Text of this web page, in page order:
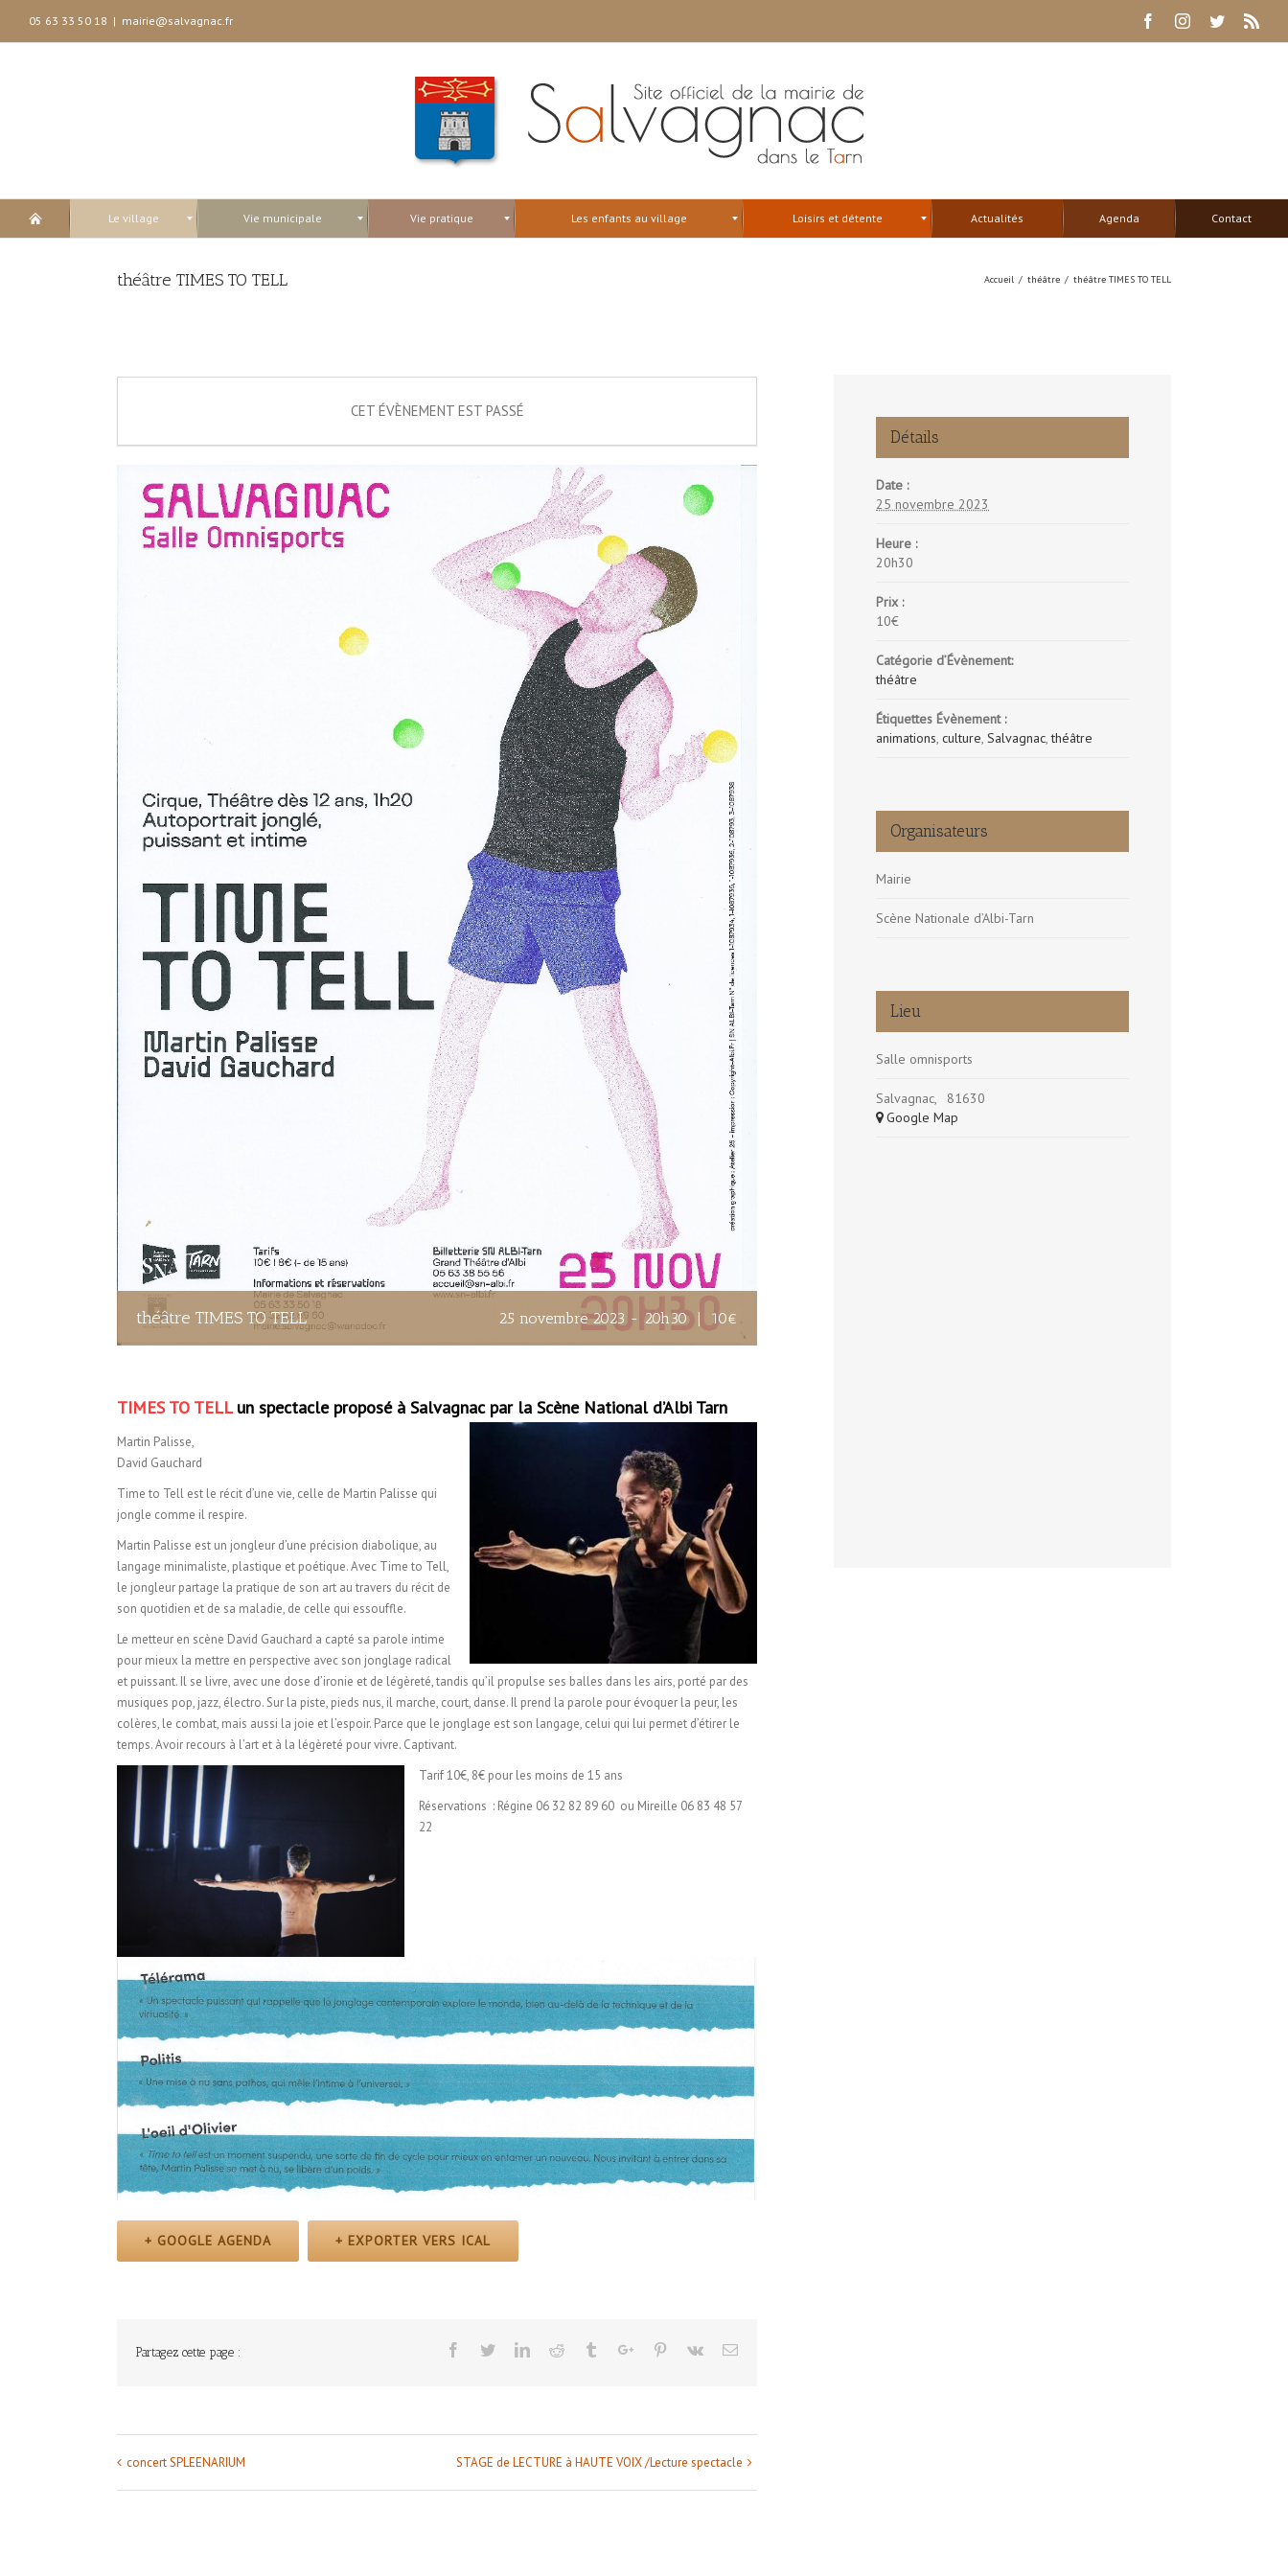
05 63 33 50 18 | mairie@salvagnac.fr FacebookInstagram
Twitter
Le village Vie municipale Vie pratique Les enfants au village Loisirs et détente Actualités Agenda Contact
théâtre TIMES TO TELL Accueil / théâtre / théâtre TIMES TO TELL
CET ÉVÈNEMENT EST PASSÉ
théâtre TIMES TO TELL 25 novembre 2023 - 20h30 | 10€
TIMES TO TELLun spectacle proposé à Salvagnac par la Scène National d’Albi Tarn
Martin Palisse,
David Gauchard
Time to Tell est le récit d’une vie, celle de Martin Palisse qui
jongle comme il respire.
Martin Palisse est un jongleur d’une précision diabolique, au
langage minimaliste, plastique et poétique. Avec Time to Tell,
le jongleur partage la pratique de son art au travers du récit de
son quotidien et de sa maladie, de celle qui essouffle.
Le metteur en scène David Gauchard a capté sa parole intime
pour mieux la mettre en perspective avec son jonglage radical
et puissant. Il se livre, avec une dose d’ironie et de légèreté, tandis qu’il propulse ses balles dans les airs, porté par des
musiques pop, jazz, électro. Sur la piste, pieds nus, il marche, court, danse. Il prend la parole pour évoquer la peur, les
colères, le combat, mais aussi la joie et l’espoir. Parce que le jonglage est son langage, celui qui lui permet d’étirer le
temps. Avoir recours à l’art et à la légèreté pour vivre. Captivant.
Tarif 10€, 8€ pour les moins de 15 ans
Réservations : Régine 06 32 82 89 60 ou Mireille 06 83 48 57
22
+ GOOGLE AGENDA + EXPORTER VERS ICAL
Partagez cette page : Facebook
TwitterLinkedinReddit TumblrGoogle+Pinterest
Vk Email
Navigation
Évènement
concert SPLEENARIUM STAGE de LECTURE à HAUTE VOIX /Lecture spectacle
Détails
Date :
25 novembre 2023
Heure :
20h30
Prix :
10€
Catégorie d’Évènement:
théâtre
Étiquettes Évènement :
animations, culture, Salvagnac,théâtre
Organisateurs
Mairie
Scène Nationale d’Albi-Tarn
Lieu
Salle omnisports
Salvagnac,
81630
+ Google Map